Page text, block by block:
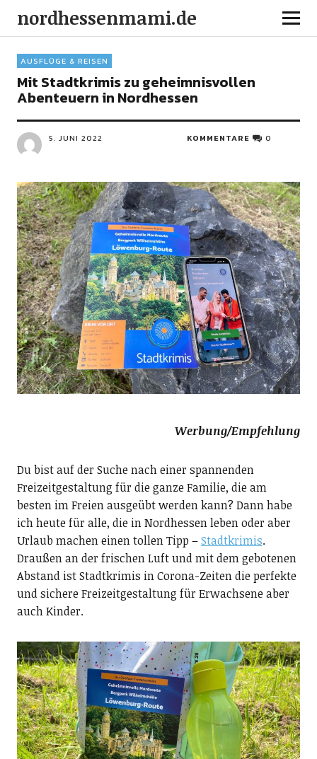
nordhessenmami.de
AUSFLÜGE & REISEN
Mit Stadtkrimis zu geheimnisvollen
Abenteuern in Nordhessen
5. JUNI 2022 KOMMENTARE 0
Werbung/Empfehlung
Du bist auf der Suche nach einer spannenden
Freizeitgestaltung für die ganze Familie, die am
besten im Freien ausgeübt werden kann? Dann habe
ich heute für alle, die in Nordhessen leben oder aber
Urlaub machen einen tollen Tipp –Stadtkrimis.
Draußen an der frischen Luft und mit dem gebotenen
Abstand ist Stadtkrimis in Corona-Zeiten die perfekte
und sichere Freizeitgestaltung für Erwachsene aber
auch Kinder.